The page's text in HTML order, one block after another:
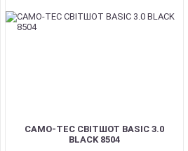
CAMO-TEC СВІТШОТ BASIC 3.0
BLACK 8504